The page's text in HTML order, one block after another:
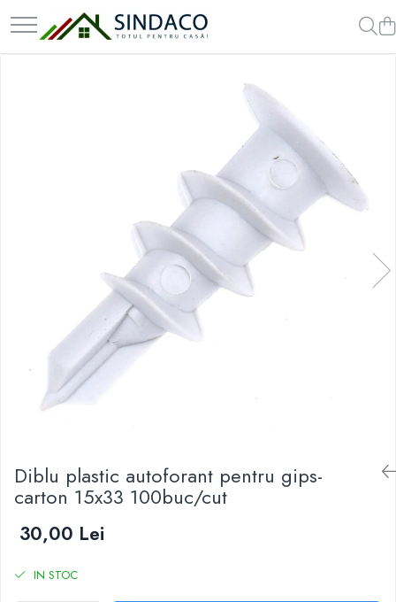
Toate Produsele
Tencuieli, gleturi, ciment
Tencuieli și gleturi
Spumă poliuretanică și siliconi
Adezivi montaj
Adezivi izolații termice
Panouri bordurate
Stâlpi și cleme
Hidroizolații
Diblu plastic autoforant pentru gips-
carton 15x33 100buc/cut
30,00 Lei
IN STOC